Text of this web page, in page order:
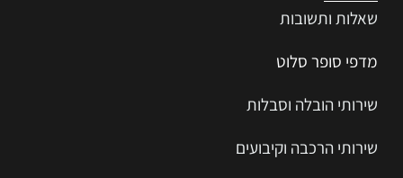
שאלות ותשובות
מדפי סופר סלוט
שירותי הובלה וסבלות
שירותי הרכבה וקיבועים